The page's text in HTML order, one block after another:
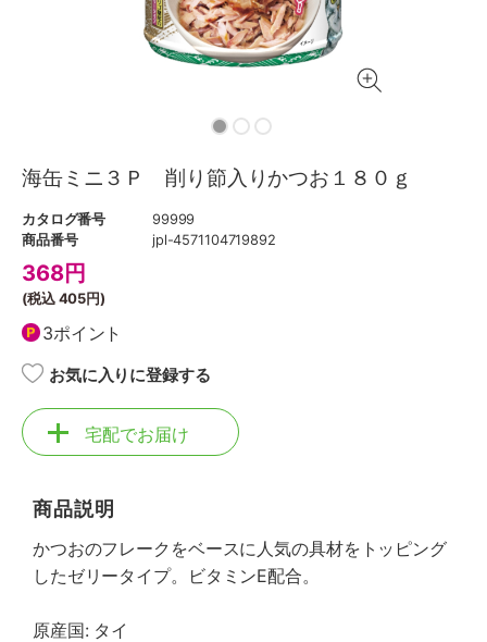
海缶ミニ３Ｐ 削り節入りかつお１８０ｇ
カタログ番号
99999
商品番号
jpl-4571104719892
368円
(税込405円)
3ポイント
お気に入りに登録する
宅配でお届け
商品説明
かつおのフレークをベースに人気の具材をトッピング
したゼリータイプ。ビタミンE配合。
原産国: タイ